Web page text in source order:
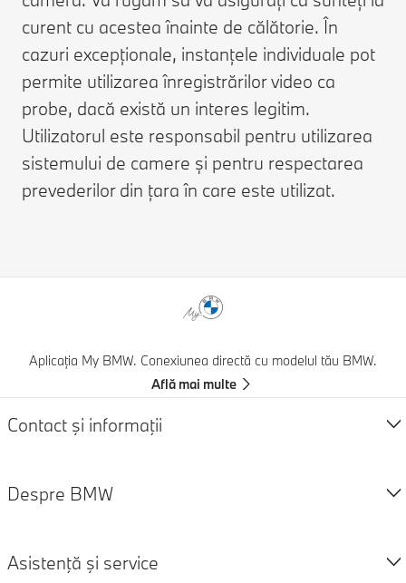
curent cu acestea înainte de călătorie. În
cazuri excepționale, instanțele individuale pot
permite utilizarea înregistrărilor video ca
probe, dacă există un interes legitim.
Utilizatorul este responsabil pentru utilizarea
sistemului de camere și pentru respectarea
prevederilor din țara în care este utilizat.